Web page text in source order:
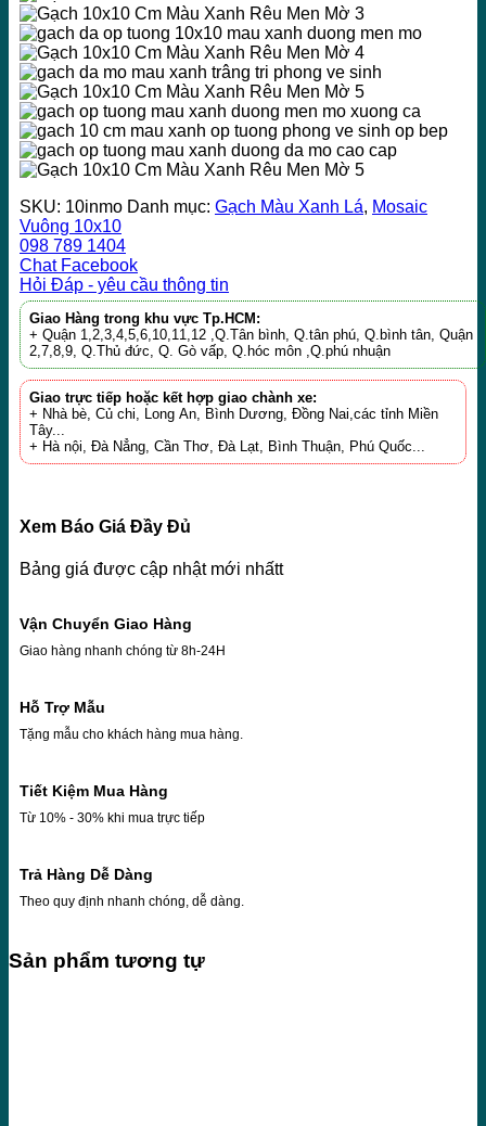
SKU: 10inmo Danh mục: Gạch Màu Xanh Lá, Mosaic
Vuông 10x10
098 789 1404
Chat Facebook
Hỏi Đáp - yêu cầu thông tin
Giao Hàng trong khu vực Tp.HCM:
+ Quận 1,2,3,4,5,6,10,11,12 ,Q.Tân bình, Q.tân phú, Q.bình tân, Quận
2,7,8,9, Q.Thủ đức, Q. Gò vấp, Q.hóc môn ,Q.phú nhuận
Giao trực tiếp hoặc kết hợp giao chành xe:
+ Nhà bè, Củ chi, Long An, Bình Dương, Đồng Nai,các tỉnh Miền
Tây...
+ Hà nội, Đà Nẳng, Cần Thơ, Đà Lạt, Bình Thuận, Phú Quốc...
Xem Báo Giá Đầy Đủ
Bảng giá được cập nhật mới nhấtt
Vận Chuyển Giao Hàng
Giao hàng nhanh chóng từ 8h-24H
Hỗ Trợ Mẫu
Tặng mẫu cho khách hàng mua hàng.
Tiết Kiệm Mua Hàng
Từ 10% - 30% khi mua trực tiếp
Trả Hàng Dễ Dàng
Theo quy định nhanh chóng, dễ dàng.
Sản phẩm tương tự